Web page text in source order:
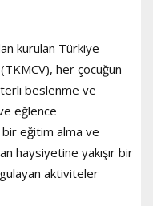
kurulan Türkiye
her çocuğun
beslenme ve
eğlence
bir eğitim alma ve
haysiyetine yakışır bir
aktiviteler